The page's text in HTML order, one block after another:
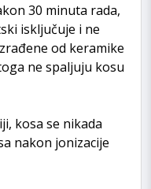
30 minuta rada,
isključuje i ne
od keramike
ne spaljuju kosu
kosa se nikada
nakon jonizacije